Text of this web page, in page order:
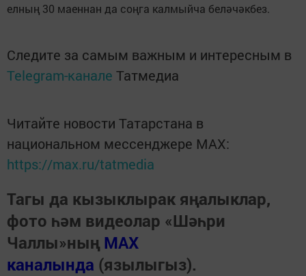
елның 30 маеннан да соңга калмыйча беләчәкбез.
Следите за самым важным и интересным в
Telegram-канале Татмедиа
Читайте новости Татарстана в
национальном мессенджере MАХ:
https://max.ru/tatmedia
Тагы да кызыклырак яңалыклар,
фото һәм видеолар «Шәһри
Чаллы»ның MAX
каналында (язылыгыз).